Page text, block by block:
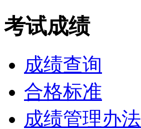
考试成绩
成绩查询
合格标准
成绩管理办法